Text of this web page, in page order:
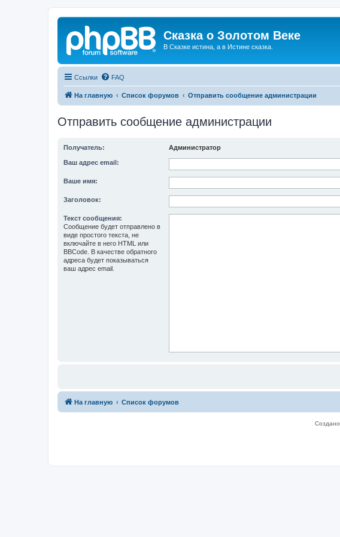
Сказка о Золотом Веке
В Сказке истина, а в Истине сказка.
Ссылки FAQ
На главную Список форумов Отправить сообщение администрации
Отправить сообщение администрации
Получатель: Администратор
Ваш адрес email:
Ваше имя:
Заголовок:
Текст сообщения:
Сообщение будет отправлено в
виде простого текста, не
включайте в него HTML или
BBCode. В качестве обратного
адреса будет показываться
ваш адрес email.
На главную Список форумов